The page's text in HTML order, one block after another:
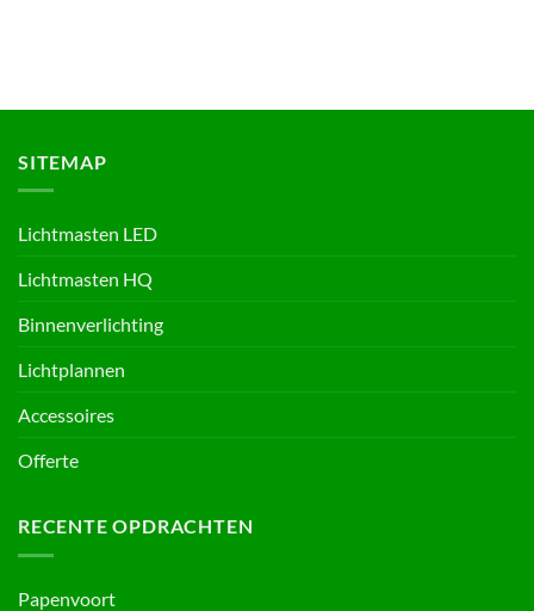
SITEMAP
Lichtmasten LED
Lichtmasten HQ
Binnenverlichting
Lichtplannen
Accessoires
Offerte
RECENTE OPDRACHTEN
Papenvoort